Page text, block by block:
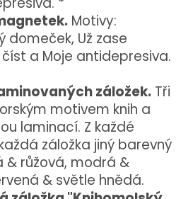
Motivy:
domeček, Už zase
a Moje antidepresiva.
záložek. Tři
motivem knih a
laminací. Z každé
záložka jiný barevný
& růžová, modrá &
& světle hnědá.